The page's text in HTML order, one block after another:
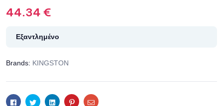
44.34 €
Εξαντλημένο
Brands: KINGSTON
FacebookTwitterLinkedinPinterestEmail